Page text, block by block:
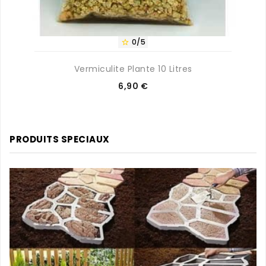
 0/5
Vermiculite Plante 10 Litres
Prix
6,90 €
PRODUITS SPECIAUX